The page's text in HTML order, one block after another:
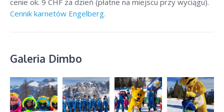
cenie ok. 9 CHF za dzień (płatne na miejscu przy wyciągu).
Cennik karnetów Engelberg.
Galeria Dimbo